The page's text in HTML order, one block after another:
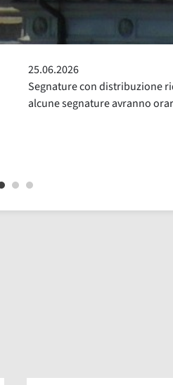
24.05.2026
Sospensione del Servizio di
luglio compresi, per la